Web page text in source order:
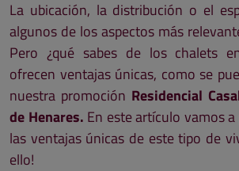
La ubicación, la distribución o el
algunos de los aspectos más
Pero ¿qué sabes de los chalets
ofrecen ventajas únicas, como se
nuestra promoción Residencial
de Henares. En este artículo vamos
las ventajas únicas de este tipo de
ello!